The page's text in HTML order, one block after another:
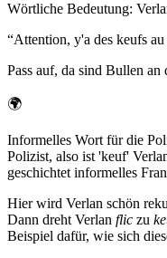
Wörtliche Bedeutung:
“Attention, y'a des keufs
Pass auf, da sind Bullen an
🌍
Informelles Wort für die
Polizist, also ist 'keuf'
geschichtet informelles
Hier wird Verlan schön
Dann dreht Verlan flic zu
Beispiel dafür, wie sich